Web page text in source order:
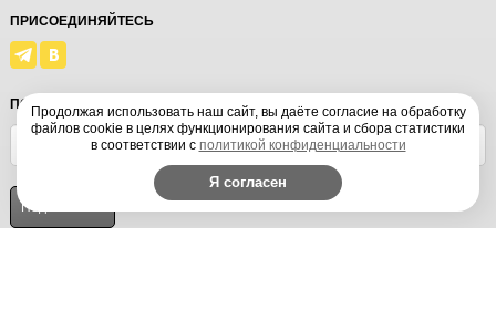
ПРИСОЕДИНЯЙТЕСЬ
ПОДПИСАТЬСЯ
Продолжая использовать наш сайт, вы даёте согласие на обработку
файлов cookie в целях функционирования сайта и сбора статистики
в соответствии с политикой конфиденциальности
Я согласен